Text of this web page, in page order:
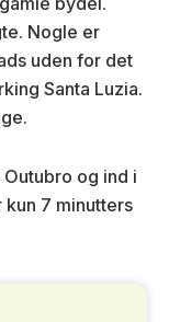
Nogle er
uden for det
Santa Luzia.
og ind i
kun 7 minutters